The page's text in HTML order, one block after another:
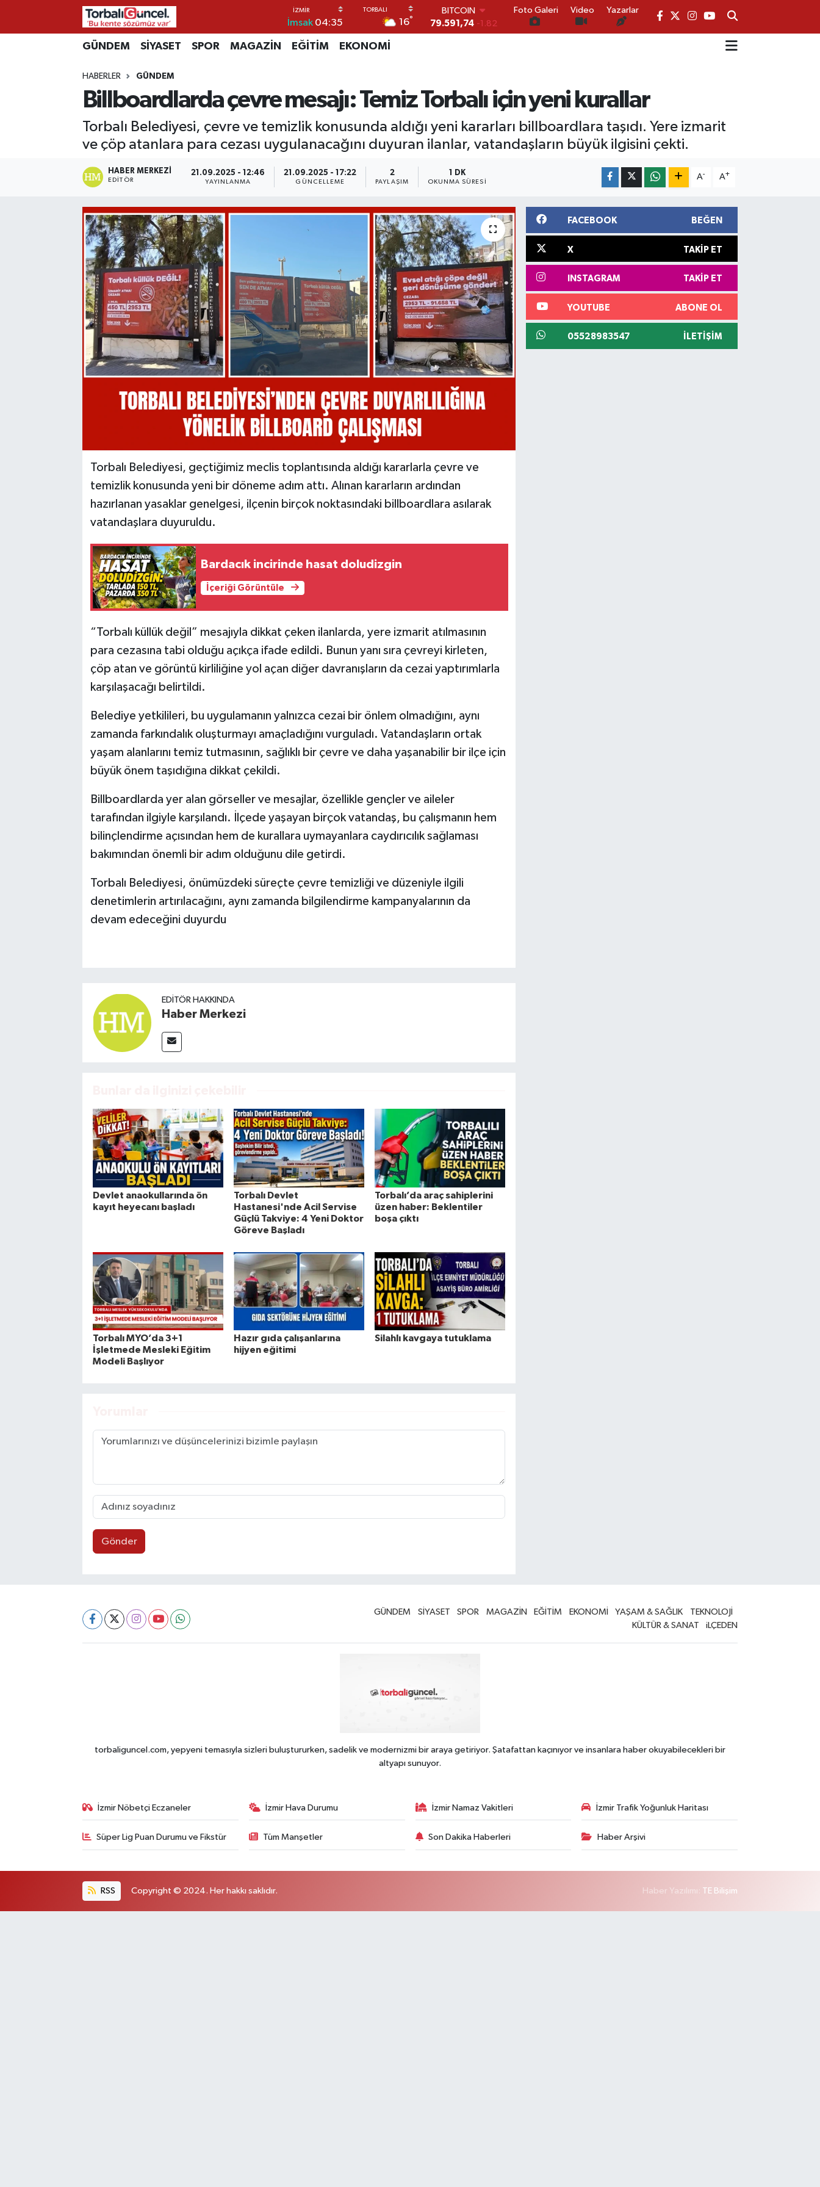
İmsak 04:35 16°
DOLAR
45,43620 0.02
EURO
6862,09000
0.19
14.598,00 0
BITCOIN
79.591,74
-1.82
Foto Galeri Video Yazarlar
GÜNDEM SİYASET SPOR MAGAZİN EĞİTİM EKONOMİ
HABERLER GÜNDEM
Billboardlarda çevre mesajı: Temiz Torbalı için yeni kurallar
Torbalı Belediyesi, çevre ve temizlik konusunda aldığı yeni kararları billboardlara taşıdı. Yere izmarit
ve çöp atanlara para cezası uygulanacağını duyuran ilanlar, vatandaşların büyük ilgisini çekti.
HABER MERKEZI
EDITÖR
21.09.2025 - 12:46
YAYINLANMA
21.09.2025 - 17:22
GÜNCELLEME
2
PAYLAŞIM
1 DK
OKUNMA SÜRESI
A- A+
Torbalı Belediyesi, geçtiğimiz meclis toplantısında aldığı kararlarla çevre ve
temizlik konusunda yeni bir döneme adım attı. Alınan kararların ardından
hazırlanan yasaklar genelgesi, ilçenin birçok noktasındaki billboardlara asılarak
vatandaşlara duyuruldu.
Bardacık incirinde hasat doludizgin
İçeriği Görüntüle
“Torbalı küllük değil” mesajıyla dikkat çeken ilanlarda, yere izmarit atılmasının
para cezasına tabi olduğu açıkça ifade edildi. Bunun yanı sıra çevreyi kirleten,
çöp atan ve görüntü kirliliğine yol açan diğer davranışların da cezai yaptırımlarla
karşılaşacağı belirtildi.
Belediye yetkilileri, bu uygulamanın yalnızca cezai bir önlem olmadığını, aynı
zamanda farkındalık oluşturmayı amaçladığını vurguladı. Vatandaşların ortak
yaşam alanlarını temiz tutmasının, sağlıklı bir çevre ve daha yaşanabilir bir ilçe için
büyük önem taşıdığına dikkat çekildi.
Billboardlarda yer alan görseller ve mesajlar, özellikle gençler ve aileler
tarafından ilgiyle karşılandı. İlçede yaşayan birçok vatandaş, bu çalışmanın hem
bilinçlendirme açısından hem de kurallara uymayanlara caydırıcılık sağlaması
bakımından önemli bir adım olduğunu dile getirdi.
Torbalı Belediyesi, önümüzdeki süreçte çevre temizliği ve düzeniyle ilgili
denetimlerin artırılacağını, aynı zamanda bilgilendirme kampanyalarının da
devam edeceğini duyurdu
EDITÖR HAKKINDA
Haber Merkezi
Devlet anaokullarında ön
kayıt heyecanı başladı
Torbalı Devlet
Hastanesi'nde Acil Servise
Güçlü Takviye: 4 Yeni Doktor
Göreve Başladı
Torbalı’da araç sahiplerini
üzen haber: Beklentiler
boşa çıktı
Torbalı MYO’da 3+1
İşletmede Mesleki Eğitim
Modeli Başlıyor
Hazır gıda çalışanlarına
hijyen eğitimi
Silahlı kavgaya tutuklama
Gönder
FACEBOOK BEĞEN
X TAKIP ET
INSTAGRAM TAKIP ET
YOUTUBE ABONE OL
05528983547 İLETIŞIM
GÜNDEM SİYASET SPOR MAGAZİN EĞİTİM EKONOMİ YAŞAM & SAĞLIK
TEKNOLOJİ
KÜLTÜR & SANAT
iLÇEDEN
torbaliguncel.com, yepyeni temasıyla sizleri buluştururken, sadelik ve modernizmi bir araya getiriyor. Şatafattan kaçınıyor ve insanlara haber okuyabilecekleri bir
altyapı sunuyor.
İzmir Nöbetçi Eczaneler İzmir Hava Durumu İzmir Namaz Vakitleri İzmir Trafik Yoğunluk Haritası
Süper Lig Puan Durumu ve Fikstür Tüm Manşetler Son Dakika Haberleri Haber Arşivi
RSS Copyright © 2024. Her hakkı saklıdır. Haber Yazılımı: TE Bilişim
İzmir Nöbetçi Eczaneler
İzmir Hava Durumu
İzmir Namaz Vakitleri
İzmir Trafik Yoğunluk Haritası
Süper Lig Puan Durumu ve Fikstür
Son Dakika Haberleri
Haber Arşivi